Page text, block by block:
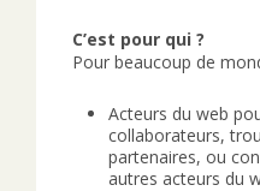
C’est pour qui ?
Pour beaucoup de
Acteurs du web
collaborateurs,
partenaires, ou
autres acteurs du